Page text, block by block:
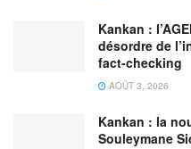
Kankan :
désordre de
fact-checking
AOÛT 3, 2026
Kankan : la
Souleymane